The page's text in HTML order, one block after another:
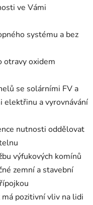
ve Vámi
systému a bez
otravy oxidem
se solárními FV a
elektřinu a vyrovnávání
nutnosti oddělovat
výfukových komínů
zemní a stavební
pozitivní vliv na lidi